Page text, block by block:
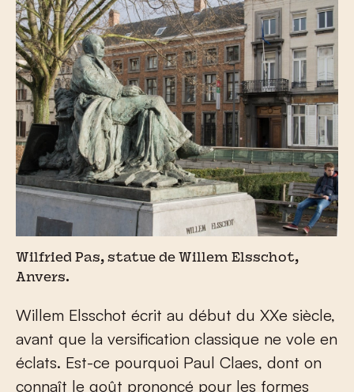
Wilfried Pas, statue de Willem Elsschot,
Anvers.
Willem Elsschot écrit au début du XXe siècle,
avant que la versification classique ne vole en
éclats. Est-ce pourquoi Paul Claes, dont on
connaît le goût prononcé pour les formes